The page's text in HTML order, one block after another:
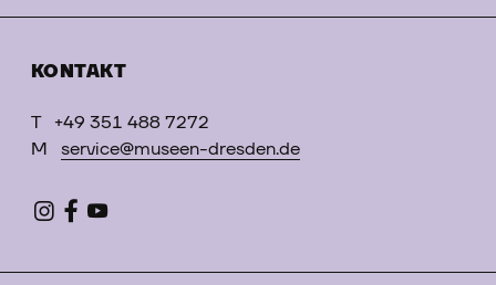
KONTAKT
T
+49 351 488 7272
M
service@museen-dresden.de